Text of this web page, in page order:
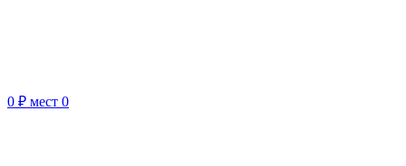
0 ₽ мест 0